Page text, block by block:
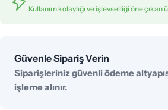
Kullanım kolaylığı ve işlevselliği öne
Güvenle Sipariş Verin
Ödeme
yöntemleri
Siparişleriniz güvenli ödeme
işleme alınır.